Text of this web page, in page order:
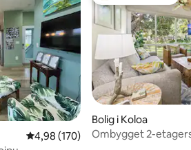
4,98 ud af 5 i gennemsnitlig
4,98 (170)
Bolig i Koloa
Ombygget 2-